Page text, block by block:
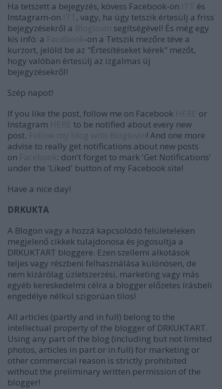
Ha tetszett a bejegyzés, kövess Facebook-on
és
Instagram-on
, vagy, ha úgy tetszik értesülj a friss
bejegyzésekről a
segítségével! És még egy
kis infó: a
-on a Tetszik mezőre téve a
kurzort, jelöld be az "Értesítéseket kérek" mezőt,
hogy valóban értesülj az izgalmas új
bejegyzésekről!
Szép napot!
If you like the post, follow me on Facebook
or
Instagram
to be notified about every new
post.
! And one more
advise to really get notifications about new posts
on
: don't forget to mark 'Get Notifications'
under the 'Liked' button of my Facebook site!
Have a nice day!
DRKUKTA
A Blogon vagy a hozzá kapcsolódó felületeleken
megjelenő cikkek tulajdonosa és jogosultja a
DRKUKTART bloggere. Ezen szellemi alkotások
teljes vagy részbeni felhasználása különösen, de
nem kizárólag üzletszerzési, marketing vagy más
egyéb kereskedelmi célra a blogger előzetes írásbeli
engedélye nélkül szigorúan tilos!
All articles (partly and in full) belong to the
intellectual property of the blogger of DRKUKTART.
Using any part of the blog (including but not limited
photos, articles in part or in full) for marketing or
other commercial reason is strictly prohibited
without the preliminary written permission of the
blogger!